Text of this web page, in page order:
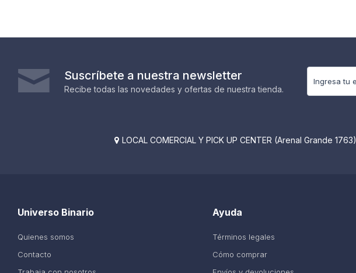
Suscríbete a nuestra newsletter
Recibe todas las novedades y ofertas de nuestra tienda.
 LOCAL COMERCIAL Y PICK UP CENTER (Arenal Grande 1763)
Ayuda
Términos legales
Cómo comprar
Universo Binario
Quienes somos
Contacto